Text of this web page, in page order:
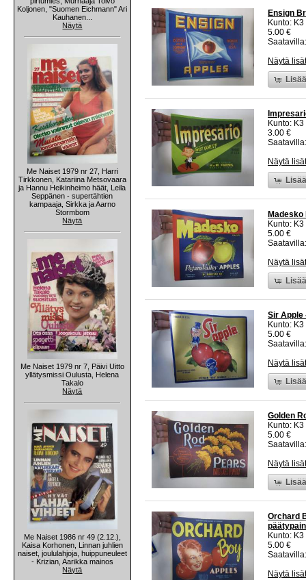
Koljonen, "Suomen Eichmann" Ari
Kauhanen...
Näytä
Me Naiset 1979 nr 27, Harri
Tirkkonen, Katariina Metsovaara
ja Hannu Heikinheimo häät, Leila
Seppänen - supertähtien
kampaaja, Sirkka ja Aarno
Stormbom
Näytä
Me Naiset 1979 nr 7, Päivi Uitto
yllätysmissi Oulusta, Helena
Takalo
Näytä
Me Naiset 1986 nr 49 (2.12.),
Kaisa Korhonen, Linnan juhlien
naiset, joululahjoja, huippuneuleet
- Krizian, Aarikka mainos
Näytä
Ensign
Kunto:
5.00 €
Näytä
Kunto:
3.00 €
Näytä
Kunto:
5.00 €
Näytä
Sir Apple
Kunto:
5.00 €
Näytä
Golden
Kunto:
5.00 €
Näytä
Orchard
Kunto:
5.00 €
Näytä